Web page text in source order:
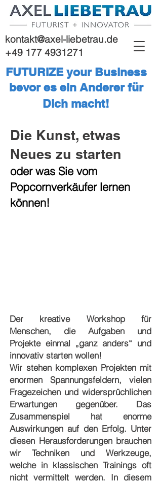
kontakt@axel-liebetrau.de
+49 177 4931271
FUTURIZE your Business
bevor es ein Anderer für
Dich macht!
Die Kunst, etwas
Neues zu starten
oder was Sie vom
Popcornverkäufer lernen
können!
Der kreative Workshop für
Menschen, die Aufgaben und
Projekte einmal „ganz anders“ und
innovativ starten wollen!
Wir stehen komplexen Projekten mit
enormen Spannungsfeldern, vielen
Fragezeichen und widersprüchlichen
Erwartungen gegenüber. Das
Zusammenspiel hat enorme
Auswirkungen auf den Erfolg. Unter
diesen Herausforderungen brauchen
wir Techniken und Werkzeuge,
welche in klassischen Trainings oft
nicht vermittelt werden. In diesem